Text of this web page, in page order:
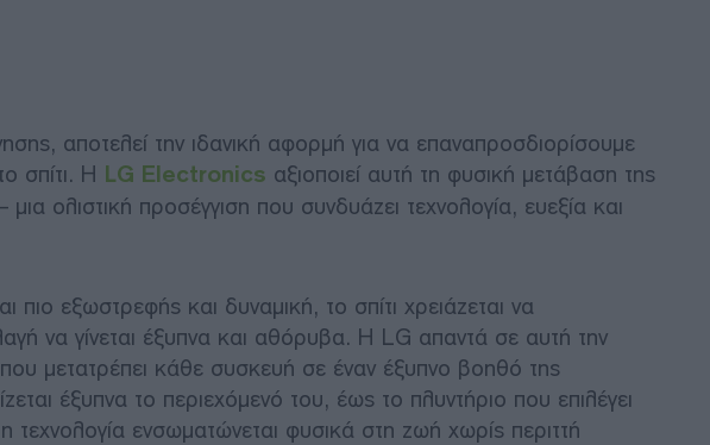
αποτελεί την ιδανική αφορμή για να επαναπροσδιορίσουμε
σπίτι. Η LG Electronics αξιοποιεί αυτή τη φυσική μετάβαση της
ολιστική προσέγγιση που συνδυάζει τεχνολογία, ευεξία και
πιο εξωστρεφής και δυναμική, το σπίτι χρειάζεται να
να γίνεται έξυπνα και αθόρυβα. Η LG απαντά σε αυτή την
μετατρέπει κάθε συσκευή σε έναν έξυπνο βοηθό της
έξυπνα το περιεχόμενό του, έως το πλυντήριο που επιλέγει
ενσωματώνεται φυσικά στη ζωή χωρίς περιττή